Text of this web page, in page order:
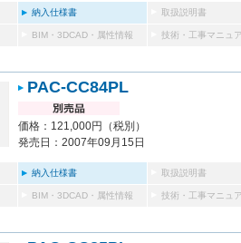
納入仕様書 取扱説明書
BIM・3DCAD・属性情報 技術・工事マニュ
PAC-CC84PL
価格：121,000円（税別）
発売日：2007年09月15日
納入仕様書 取扱説明書
BIM・3DCAD・属性情報 技術・工事マニュ